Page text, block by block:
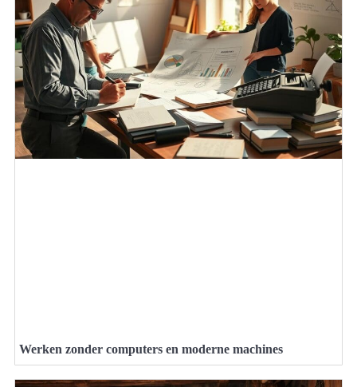
Werken zonder computers en moderne machines